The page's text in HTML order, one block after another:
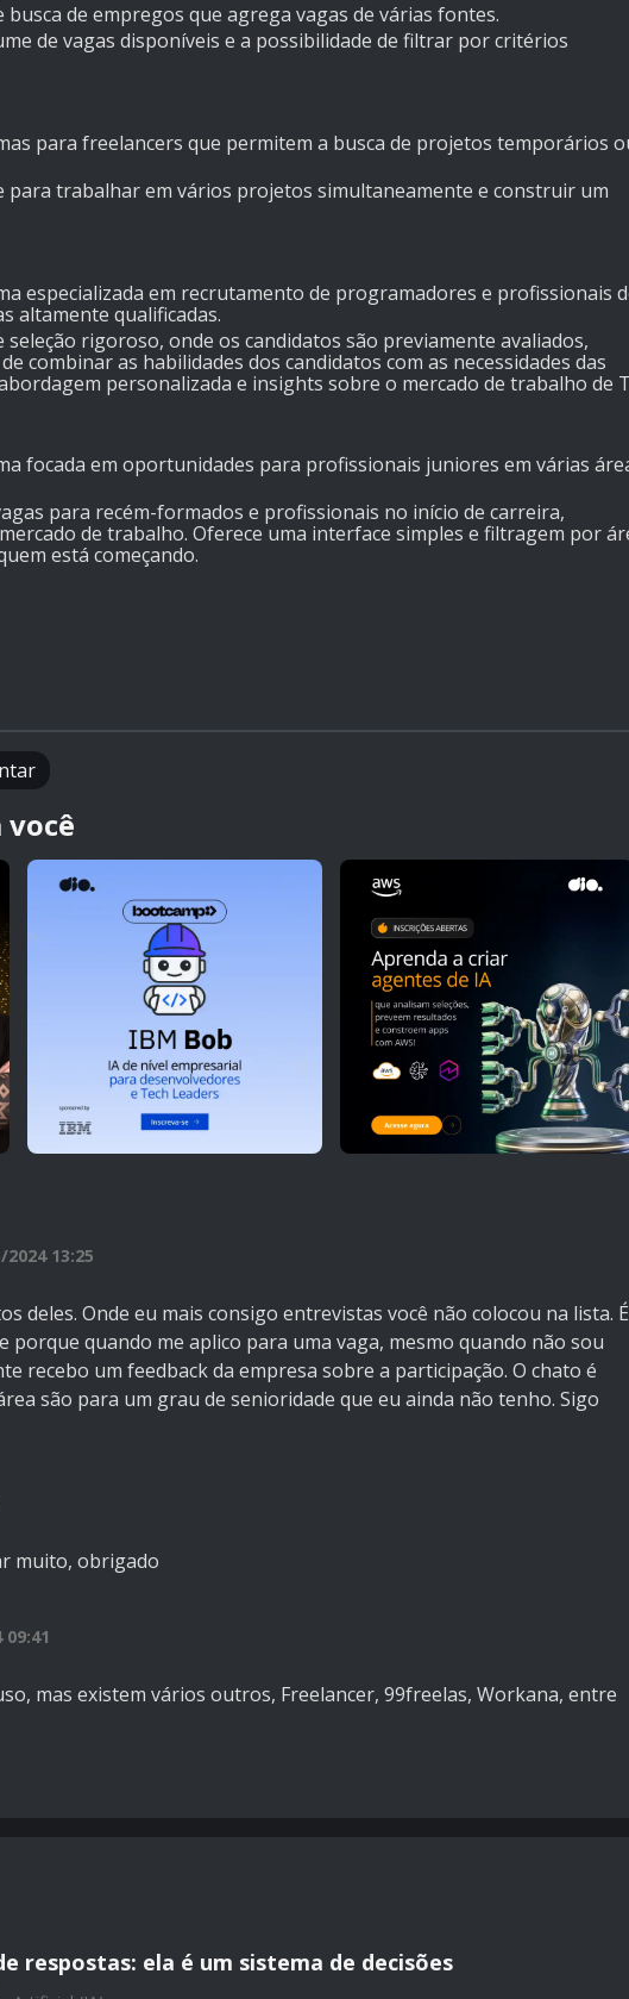
busca de empregos que agrega vagas de várias fontes.
de vagas disponíveis e a possibilidade de filtrar por critérios
para freelancers que permitem a busca de projetos temporários
para trabalhar em vários projetos simultaneamente e construir um
especializada em recrutamento de programadores e profissionais
altamente qualificadas.
seleção rigoroso, onde os candidatos são previamente avaliados,
combinar as habilidades dos candidatos com as necessidades das
personalizada e insights sobre o mercado de trabalho de
focada em oportunidades para profissionais juniores em várias
para recém-formados e profissionais no início de carreira,
de trabalho. Oferece uma interface simples e filtragem por
está começando.
você
13:25
deles. Onde eu mais consigo entrevistas você não colocou na lista. É
porque quando me aplico para uma vaga, mesmo quando não sou
recebo um feedback da empresa sobre a participação. O chato é
são para um grau de senioridade que eu ainda não tenho. Sigo
muito, obrigado
mas existem vários outros, Freelancer, 99freelas, Workana, entre
respostas: ela é um sistema de decisões